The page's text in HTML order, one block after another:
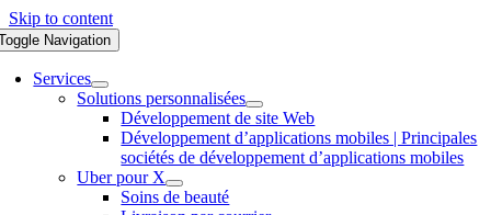
Skip to content
Navigation
Services
Solutions personnalisées
Développement de site Web
Développement d’applications mobiles | Principales
sociétés de développement d’applications mobiles
Uber pour X
Soins de beauté